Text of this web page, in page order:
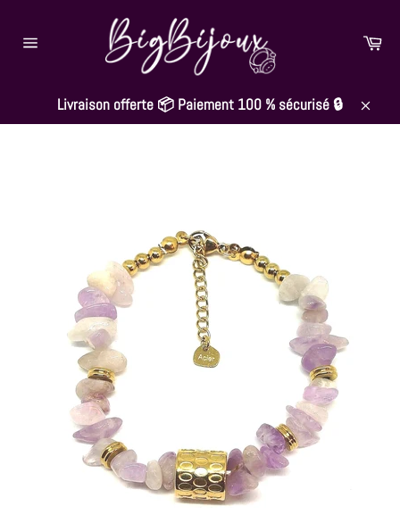
contenu
Livraison offerte 📦 Paiement 100 % sécurisé 🔒
Close